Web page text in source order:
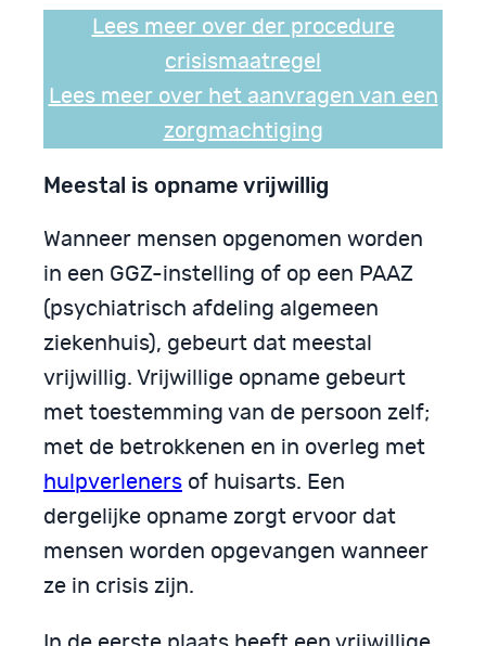
Lees meer over der procedure
crisismaatregel
Lees meer over het aanvragen van een
zorgmachtiging
Meestal is opname vrijwillig
Wanneer mensen opgenomen worden
in een GGZ-instelling of op een PAAZ
(psychiatrisch afdeling algemeen
ziekenhuis), gebeurt dat meestal
vrijwillig. Vrijwillige opname gebeurt
met toestemming van de persoon zelf;
met de betrokkenen en in overleg met
hulpverleners of huisarts. Een
dergelijke opname zorgt ervoor dat
mensen worden opgevangen wanneer
ze in crisis zijn.